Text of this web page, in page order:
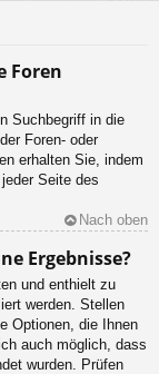
Foren
Suchbegriff in die
Foren- oder
erhalten Sie, indem
Seite des
Nach oben
Ergebnisse?
und enthielt zu
werden. Stellen
Optionen, die Ihnen
auch möglich, dass
wurden. Prüfen